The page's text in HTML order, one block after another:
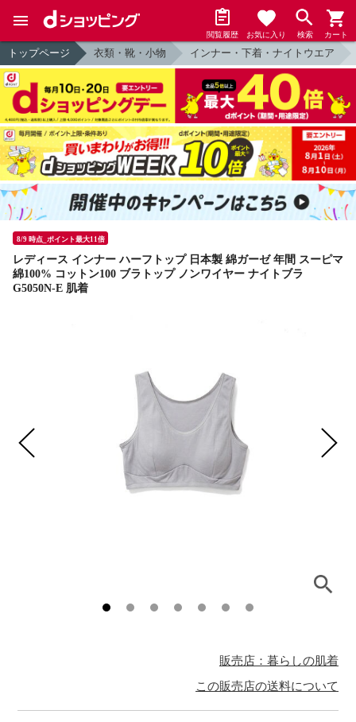
閲覧履歴 お気に入り 検索 カート
トップページ 衣類・靴・小物 インナー・下着・ナイトウエア
8/9 時点_ポイント最大11倍
レディース インナー ハーフトップ 日本製 綿ガーゼ 年間 スーピマ
綿100% コットン100 ブラトップ ノンワイヤー ナイトブラ
G5050N-E 肌着
販売店：暮らしの肌着
この販売店の送料について